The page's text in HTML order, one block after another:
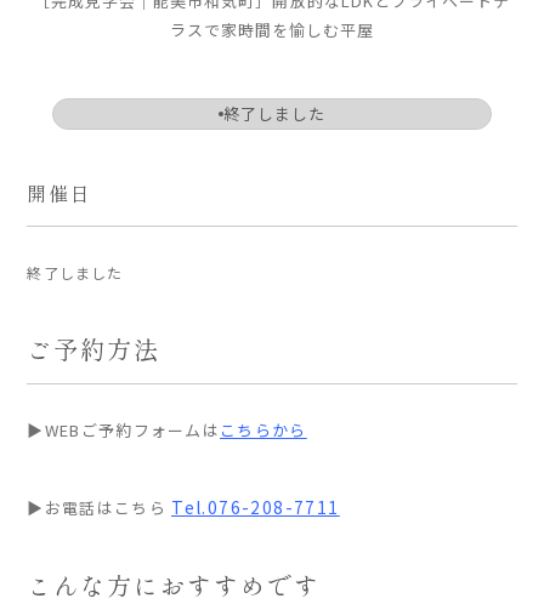
- ARS WAY
- 設計コンセプト
デザイン
- 空間デザイン
- 外構デザイン
性能
- 高耐震性能
ラスで家時間を愉しむ平屋
終了しました
開催日
終了しました
ご予約方法
▶WEBご予約フォームは こちらから
▶お電話はこちら Tel.076-208-7711
こんな方におすすめです